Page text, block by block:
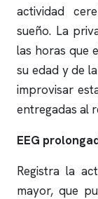
actividad
sueño. La
las horas que
su edad y de
improvisar
entregadas al
EEG
Registra la
mayor, que